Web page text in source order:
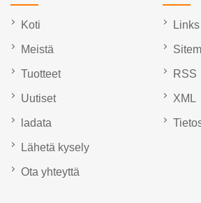
Koti
Meistä
Tuotteet
Uutiset
ladata
Lähetä kysely
Ota yhteyttä
Links
RSS
XML